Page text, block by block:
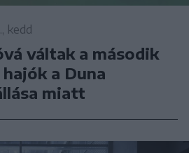
kedd
váltak a második
a Duna
miatt